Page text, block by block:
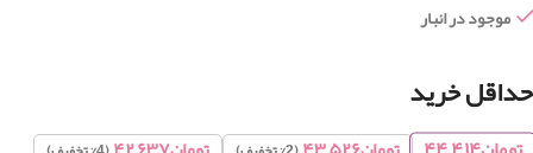
موجود در انبار
حداقل خرید